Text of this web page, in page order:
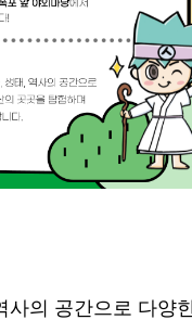
의 공간으로 다양